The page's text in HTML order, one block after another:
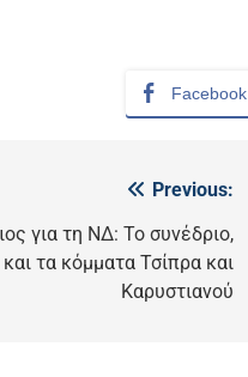
Facebook
Previous:
για τη ΝΔ: Το συνέδριο,
και τα κόμματα Τσίπρα και
Καρυστιανού
Στάθης στο
του κεντρικού